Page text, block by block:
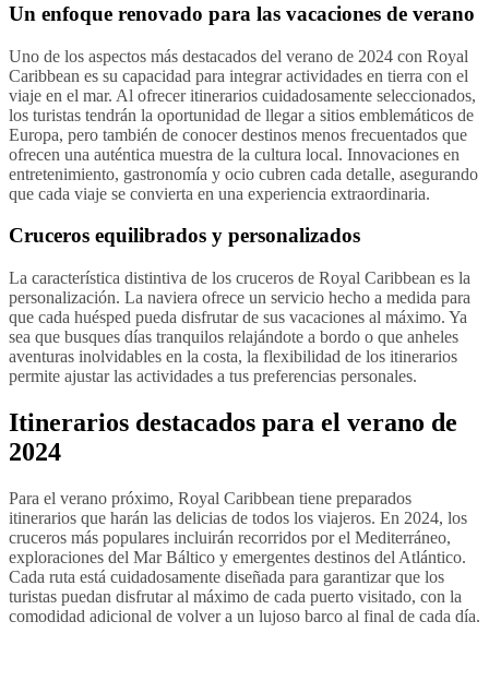
Un enfoque renovado para las vacaciones de verano
Uno de los aspectos más destacados del verano de 2024 con Royal
Caribbean es su capacidad para integrar actividades en tierra con el
viaje en el mar. Al ofrecer itinerarios cuidadosamente seleccionados,
los turistas tendrán la oportunidad de llegar a sitios emblemáticos de
Europa, pero también de conocer destinos menos frecuentados que
ofrecen una auténtica muestra de la cultura local. Innovaciones en
entretenimiento, gastronomía y ocio cubren cada detalle, asegurando
que cada viaje se convierta en una experiencia extraordinaria.
Cruceros equilibrados y personalizados
La característica distintiva de los cruceros de Royal Caribbean es la
personalización. La naviera ofrece un servicio hecho a medida para
que cada huésped pueda disfrutar de sus vacaciones al máximo. Ya
sea que busques días tranquilos relajándote a bordo o que anheles
aventuras inolvidables en la costa, la flexibilidad de los itinerarios
permite ajustar las actividades a tus preferencias personales.
Itinerarios destacados para el verano de
2024
Para el verano próximo, Royal Caribbean tiene preparados
itinerarios que harán las delicias de todos los viajeros. En 2024, los
cruceros más populares incluirán recorridos por el Mediterráneo,
exploraciones del Mar Báltico y emergentes destinos del Atlántico.
Cada ruta está cuidadosamente diseñada para garantizar que los
turistas puedan disfrutar al máximo de cada puerto visitado, con la
comodidad adicional de volver a un lujoso barco al final de cada día.